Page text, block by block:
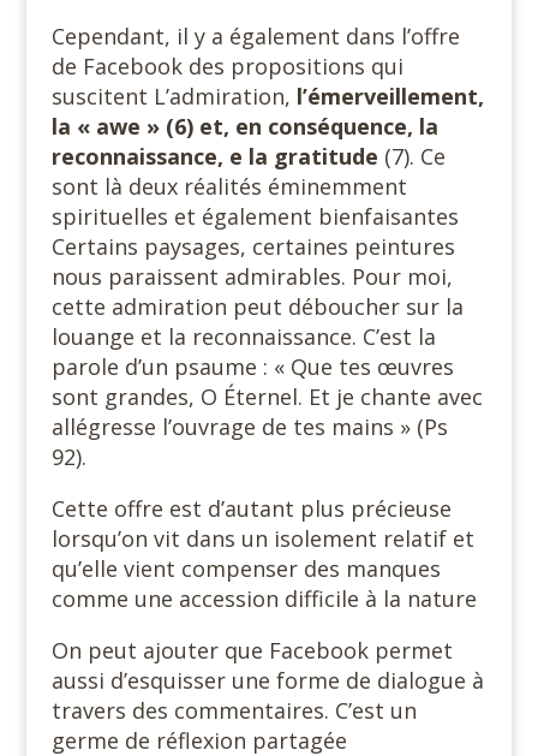
Cependant, il y a également dans l’offre
de Facebook des propositions qui
suscitent L’admiration, l’émerveillement,
la « awe » (6) et, en conséquence, la
reconnaissance, e la gratitude (7). Ce
sont là deux réalités éminemment
spirituelles et également bienfaisantes
Certains paysages, certaines peintures
nous paraissent admirables. Pour moi,
cette admiration peut déboucher sur la
louange et la reconnaissance. C’est la
parole d’un psaume : « Que tes œuvres
sont grandes, O Éternel. Et je chante avec
allégresse l’ouvrage de tes mains » (Ps
92).
Cette offre est d’autant plus précieuse
lorsqu’on vit dans un isolement relatif et
qu’elle vient compenser des manques
comme une accession difficile à la nature
On peut ajouter que Facebook permet
aussi d’esquisser une forme de dialogue à
travers des commentaires. C’est un
germe de réflexion partagée